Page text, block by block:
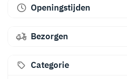
Openingstijden
Bezorgen
Categorie